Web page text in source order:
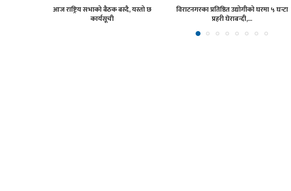
आज राष्ट्रिय सभाको बैठक बस्दै, यस्तो छ
कार्यसूची
विराटनगरका प्रतिष्ठित उद्योगीको घरमा ५ घन्टा
प्रहरी घेराबन्दी,...